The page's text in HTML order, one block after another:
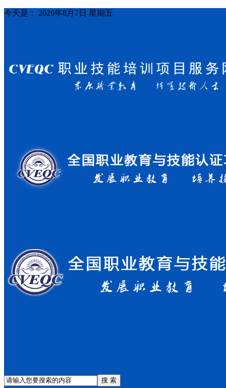
今天是： 2026年8月7日 星期五
搜 索